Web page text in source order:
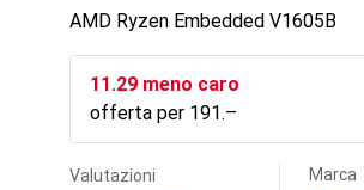
AMD Ryzen Embedded V1605B
CHF
11.29 meno caro
offerta per CHF
191.–
Valutazioni Marca